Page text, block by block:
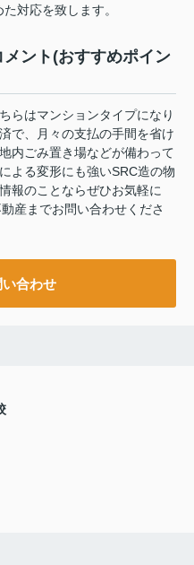
対応を致します。
ント(おすすめポイン
らはマンションタイプになり
で、月々の支払の手間を省け
内ごみ置き場などが備わって
よる変形にも強いSRC造の物
報のことならぜひお気軽に
産までお問い合わせくださ
い合わせ